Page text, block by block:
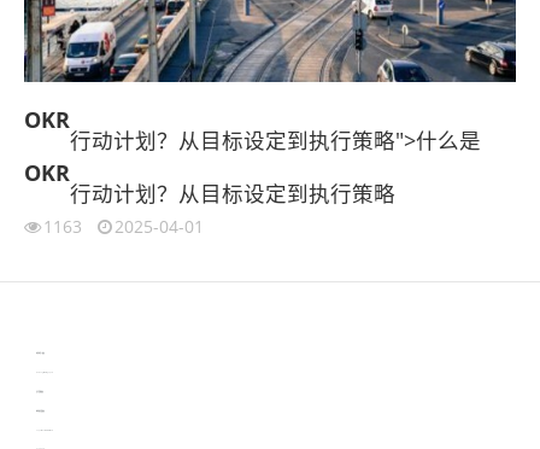
OKR
行动计划？从目标设定到执行策略">什么是
OKR
行动计划？从目标设定到执行策略
1163 2025-04-01